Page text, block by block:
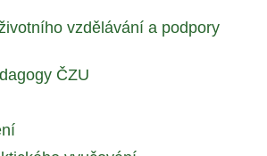
vzdělávání a podpory
ČZU